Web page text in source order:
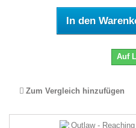
In den
Auf
Zum Vergleich hinzufügen